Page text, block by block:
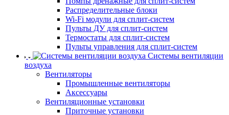
Распределительные блоки
Wi-Fi модули для сплит-систем
Пульты ДУ для сплит-систем
Термостаты для сплит-систем
Пульты управления для сплит-систем
Системы вентиляции
воздуха
Вентиляторы
Промышленные вентиляторы
Аксессуары
Вентиляционные установки
Приточные установки